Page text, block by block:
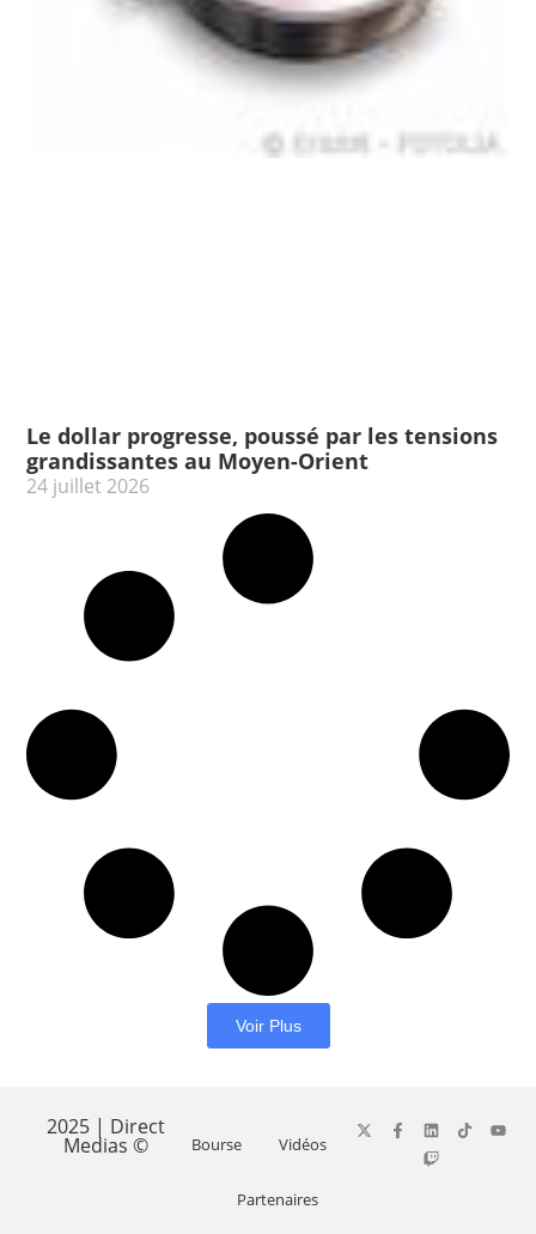
Le dollar progresse, poussé par les tensions
grandissantes au Moyen-Orient
24 juillet 2026
Voir Plus
2025 | Direct
Medias © Bourse Vidéos
Partenaires